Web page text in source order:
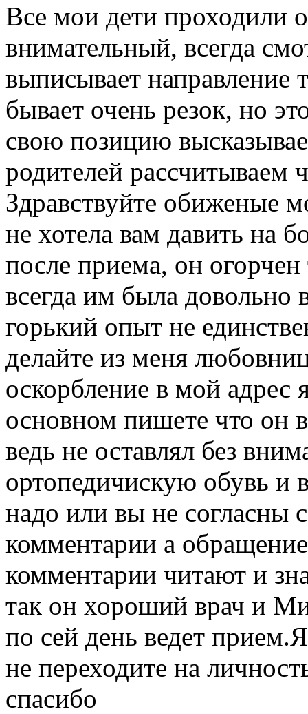
Все мои дети проходили
внимательный, всегда
выписывает направление
бывает очень резок, но
свою позицию
родителей
Здравствуйте обиженые
не хотела вам давить на
после приема, он
всегда им была
горький опыт не
делайте из меня
оскорбление в мой адрес
основном пишете что он
ведь не оставлял без
ортопедичискую обувь и
надо или вы не согласны
комментарии а
комментарии читают и
так он хороший врач и
по сей день ведет
не переходите на
спасибо